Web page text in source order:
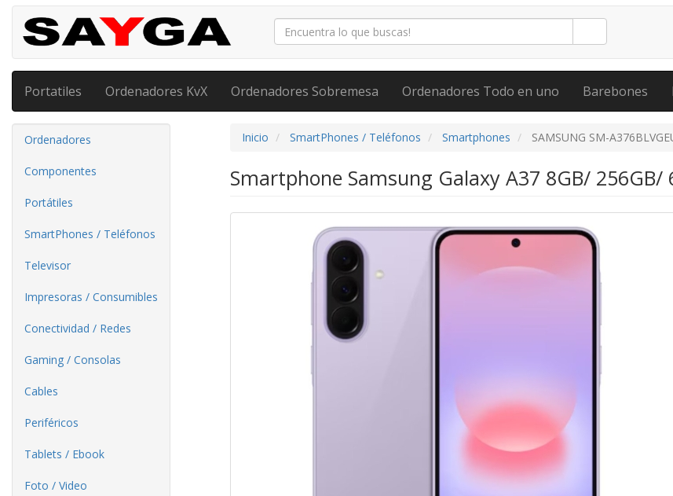
Portatiles Ordenadores KvX Ordenadores Sobremesa Ordenadores Todo en uno Barebones
Ordenadores
Componentes
Portátiles
SmartPhones / Teléfonos
Televisor
Impresoras / Consumibles
Conectividad / Redes
Gaming / Consolas
Cables
Periféricos
Tablets / Ebook
Foto / Video
Inicio SmartPhones / Teléfonos Smartphones SAMSUNG SM-
Smartphone Samsung Galaxy A37 8GB/ 256GB/